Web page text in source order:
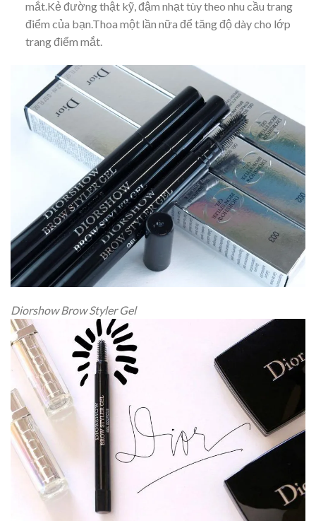
mắt.Kẻ đường thật kỹ, đậm nhạt tùy theo nhu cầu trang
điểm của bạn.Thoa một lần nữa để tăng độ dày cho lớp
trang điểm mắt.
Diorshow Brow Styler Gel